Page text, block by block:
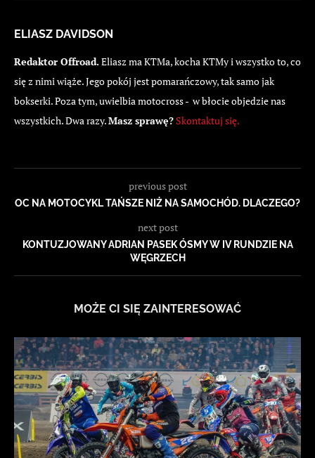
ELIASZ DAVIDSON
Redaktor Offroad.Eliasz ma KTMa, kocha KTMy i wszystko to, co
się z nimi wiąże. Jego pokój jest pomarańczowy, tak samo jak
bokserki. Poza tym, uwielbia motocross - w błocie objedzie nas
wszystkich. Dwa razy.Masz sprawę? Skontaktuj się.
previous post
OC NA MOTOCYKL TAŃSZE NIŻ NA SAMOCHÓD. DLACZEGO?
next post
KONTUZJOWANY ADRIAN PASEK ÓSMY W IV RUNDZIE NA
WĘGRZECH
MOŻE CI SIĘ ZAINTERESOWAĆ